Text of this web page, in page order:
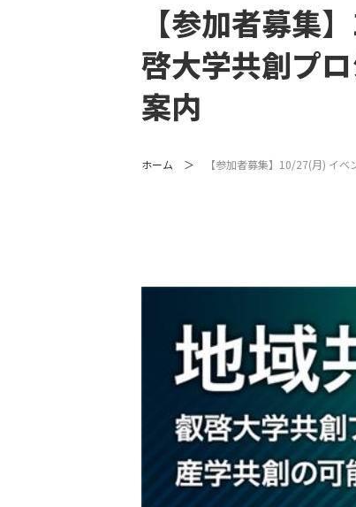
【参加者募集
啓大学共創プ
案内
ホーム 【参加者募集】10/27(月) イ